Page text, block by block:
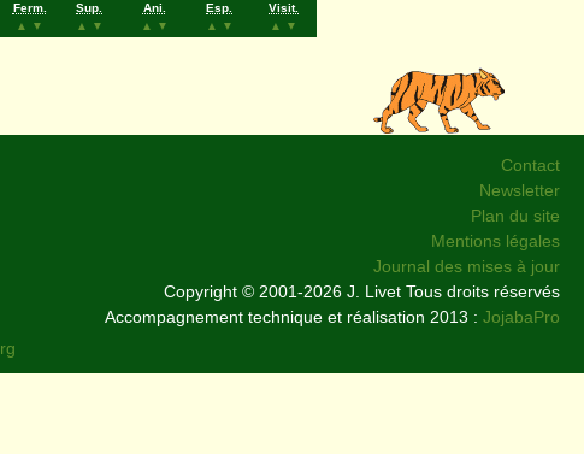
Ferm.
▲
▼
Sup.
▲
▼
Ani.
▲
▼
Esp.
▲
▼
Visit.
▲
▼
Contact
Newsletter
Plan du site
Mentions légales
Journal des mises à jour
Copyright © 2001-2026 J. Livet Tous droits réservés
Accompagnement technique et réalisation 2013 : JojabaPro